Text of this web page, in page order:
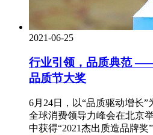
2021-06-25
行业引领，品质典范
品质节大奖
6月24日，以“品质驱动增长
全球消费领导力峰会在北京
中获得“2021杰出质造品牌奖